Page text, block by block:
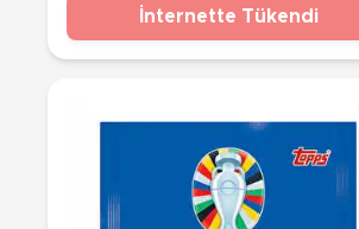
İnternette Tükendi